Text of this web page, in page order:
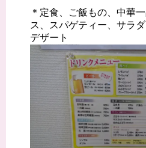
＊定食、ご飯もの、中華
ス、スパゲティー、サラ
デザート